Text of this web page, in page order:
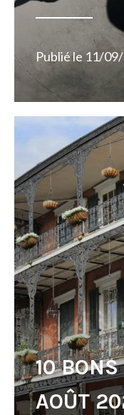
Publié le 11/
10
AOÛT